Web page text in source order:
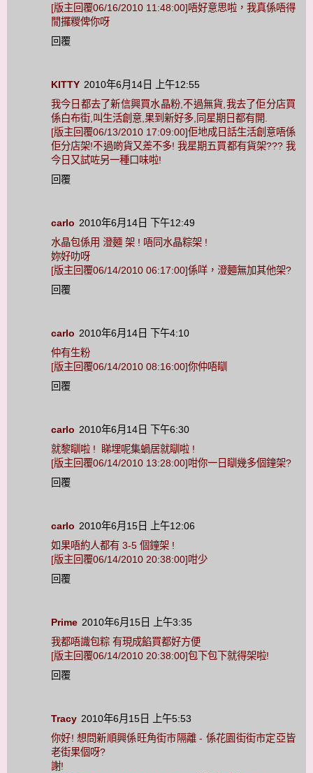
[版主回覆06/16/2010 11:48:00]唔好意思啦，我真係唔得
閒攞糉俾你呀
回覆
KITTY 2010年6月14日 上午12:55
我今日都去了新信興買水晶粉,不過無貨,我去了佢分店買
係白布街,叫生活創意,果到新好多,同星期日都有開.
[版主回覆06/13/2010 17:09:00]佢地成日話生活創意唔係
佢分店架!不過啲貨又差不多! 我星期五買都有貨架??? 我
今日又試咗另一種口味啦!
回覆
carlo 2010年6月14日 下午12:49
水晶包係用 澄麵 架 ! 唔同水晶粽架 !
妳好叻呀
[版主回覆06/14/2010 06:17:00]係咩，澄麵無加其他架?
回覆
carlo 2010年6月14日 下午4:10
仲有生粉
[版主回覆06/14/2010 08:16:00]你仲唔瞓
回覆
carlo 2010年6月14日 下午6:30
就黎瞓啦 ! 睇埋呢集蝸居就瞓啦 !
[版主回覆06/14/2010 13:28:00]咁你一日瞓幾多個鐘架?
回覆
carlo 2010年6月15日 上午12:06
如果唔約人都有 3-5 個鐘架 !
[版主回覆06/14/2010 20:38:00]咁少
回覆
Prime 2010年6月15日 上午3:35
我都唔識包粽 有現成餡買都好方便
[版主回覆06/14/2010 20:38:00]包下包下就得架啦!
回覆
Tracy 2010年6月15日 上午5:53
你好! 想問新順興係旺角街巿隔離 - 係花園街街市定亞皆
老街果個呀?
謝!